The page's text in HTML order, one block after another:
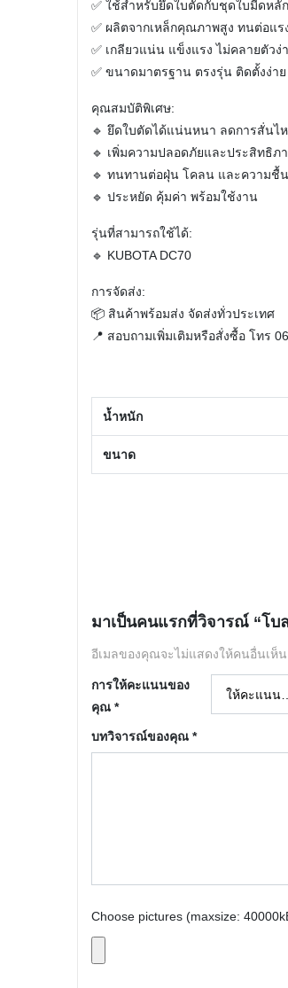
✅ ใช้สำหรับยึดใบตัดกับชุดใบมีดห
✅ ผลิตจากเหล็กคุณภาพสูง ทนต่อแ
✅ เกลียวแน่น แข็งแรง ไม่คลายตัว
✅ ขนาดมาตรฐาน ตรงรุ่น ติดตั้งง่
คุณสมบัติพิเศษ:
🔹 ยึดใบตัดได้แน่นหนา ลดการสั่นไ
🔹 เพิ่มความปลอดภัยและประสิทธิภ
🔹 ทนทานต่อฝุ่น โคลน และความชื้น
🔹 ประหยัด คุ้มค่า พร้อมใช้งาน
รุ่นที่สามารถใช้ได้:
🔹 KUBOTA DC70
การจัดส่ง:
📦 สินค้าพร้อมส่ง จัดส่งทั่วประเทศ
📍 สอบถามเพิ่มเติมหรือสั่งซื้อ โทร
น้ำหนัก
ขนาด
มาเป็นคนแรกที่วิจารณ์ “โบ
อีเมลของคุณจะไม่แสดงให้คนอื่นเห็น
การให้คะแนนของ
คุณ *
บทวิจารณ์ของคุณ *
Choose pictures (maxsize: